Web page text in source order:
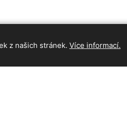
z našich stránek. Více informací.